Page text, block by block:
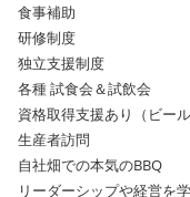
オンもオフも笑顔の毎日
ません。
サル食堂ではお互いを大切
っています！
食事補助
研修制度
独立支援制度
各種 試食会＆試飲会
資格取得支援あり（ビー
生産者訪問
自社畑での本気のBBQ
リーダーシップや経営を